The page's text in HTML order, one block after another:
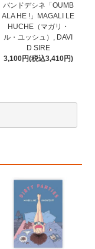
バンドデシネ「OUMB
ALA HE !」MAGALI LE
HUCHE（マガリ・
ル・ユッシュ）, DAVI
D SIRE
3,100円(税込3,410円)